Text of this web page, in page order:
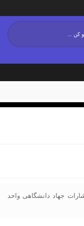
باقری، مدیر انتشارات جهاد دانشگاهی واحد